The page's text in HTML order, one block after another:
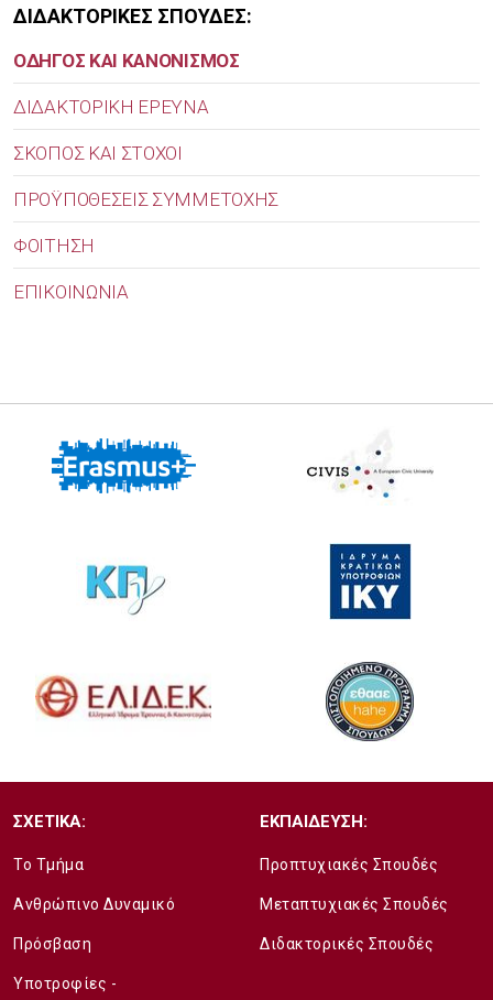
ΔΙΔΑΚΤΟΡΙΚΕΣ ΣΠΟΥΔΕΣ:
ΟΔΗΓΟΣ ΚΑΙ ΚΑΝΟΝΙΣΜΟΣ
ΔΙΔΑΚΤΟΡΙΚΗ ΕΡΕΥΝΑ
ΣΚΟΠΟΣ ΚΑΙ ΣΤΟΧΟΙ
ΠΡΟΫΠΟΘΕΣΕΙΣ ΣΥΜΜΕΤΟΧΗΣ
ΦΟΙΤΗΣΗ
ΕΠΙΚΟΙΝΩΝΙΑ
ΣΧΕΤΙΚΑ:
Το Τμήμα
Ανθρώπινο Δυναμικό
Πρόσβαση
Υποτροφίες -
ΕΚΠΑΙΔΕΥΣΗ:
Προπτυχιακές Σπουδές
Μεταπτυχιακές Σπουδές
Διδακτορικές Σπουδές